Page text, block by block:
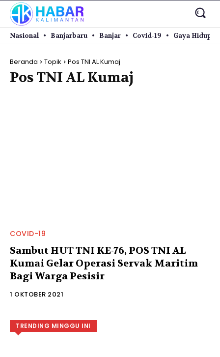
Nasional Banjarbaru Banjar Covid-19 Gaya Hidup
Beranda Topik Pos TNI AL Kumaj
Pos TNI AL Kumaj
COVID-19
Sambut HUT TNI KE-76, POS TNI AL
Kumai Gelar Operasi Servak Maritim
Bagi Warga Pesisir
1 OKTOBER 2021
TRENDING MINGGU INI